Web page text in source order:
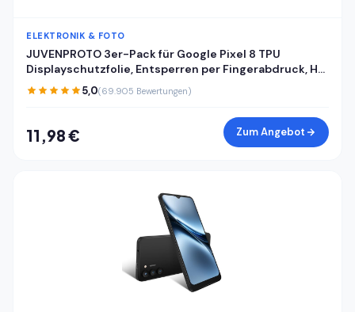
ELEKTRONIK & FOTO
JUVENPROTO 3er-Pack für Google Pixel 8 TPU
Displayschutzfolie, Entsperren per Fingerabdruck, HD,
kratzfest, blasenfrei, ultradünn, einfache Installation
für Pixel 8
5,0(69.905 Bewertungen)
11,98 € Zum Angebot